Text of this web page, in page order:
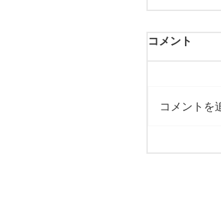
コメント
コメントを